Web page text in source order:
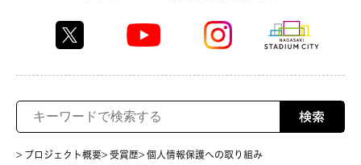
検索
> プロジェクト概要> 受賞歴> 個人情報保護への取り組み